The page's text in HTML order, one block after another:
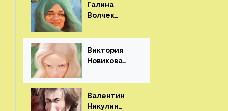
Галина
Волчек
Виктория
Новикова
Валентин
Никулин